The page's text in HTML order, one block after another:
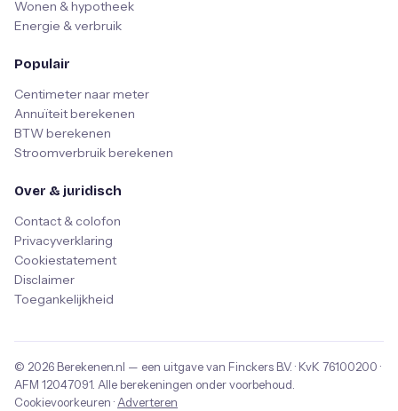
Wonen & hypotheek
Energie & verbruik
Populair
Centimeter naar meter
Annuïteit berekenen
BTW berekenen
Stroomverbruik berekenen
Over & juridisch
Contact & colofon
Privacyverklaring
Cookiestatement
Disclaimer
Toegankelijkheid
© 2026 Berekenen.nl — een uitgave van Finckers B.V. · KvK 76100200 ·
AFM 12047091 . Alle berekeningen onder voorbehoud.
Cookievoorkeuren · Adverteren